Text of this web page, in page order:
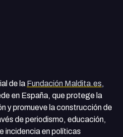
de la Fundación Maldita.es,
en España, que protege la
y promueve la construcción de
de periodismo, educación,
incidencia en políticas